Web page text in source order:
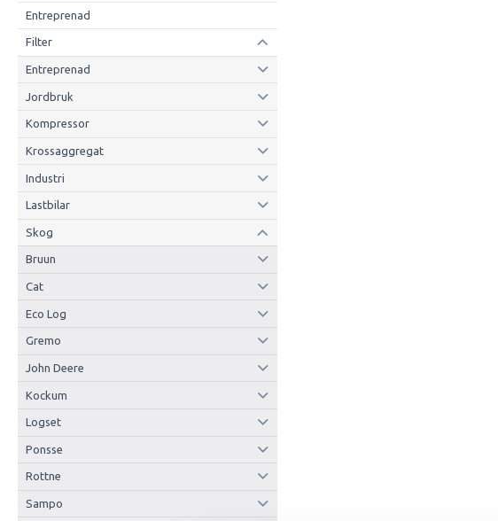
Entreprenad
Filter
Entreprenad
Jordbruk
Kompressor
Krossaggregat
Industri
Lastbilar
Skog
Bruun
Cat
Eco Log
Gremo
John Deere
Kockum
Logset
Ponsse
Rottne
Sampo